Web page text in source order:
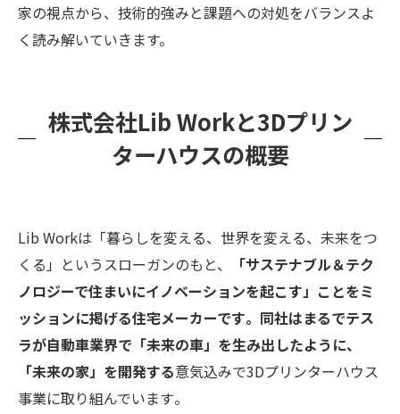
家の視点から、技術的強みと課題への対処をバランスよ
く読み解いていきます。
株式会社Lib Workと3Dプリン
ターハウスの概要
Lib Workは「暮らしを変える、世界を変える、未来をつ
くる」というスローガンのもと、
「サステナブル＆テク
ノロジーで住まいにイノベーションを起こす」ことをミ
ッションに掲げる住宅メーカーです​。同社はまるでテス
ラが自動車業界で「未来の車」を生み出したように、
「未来の家」を開発する意気込みで3Dプリンターハウス
事業に取り組んでいます​。